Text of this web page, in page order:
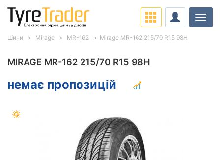
MIRAGE MR-162 215/70 R15 98H
немає пропозицій
Шини Mirage MR-162 Mirage MR-162 215/70 R15 98H